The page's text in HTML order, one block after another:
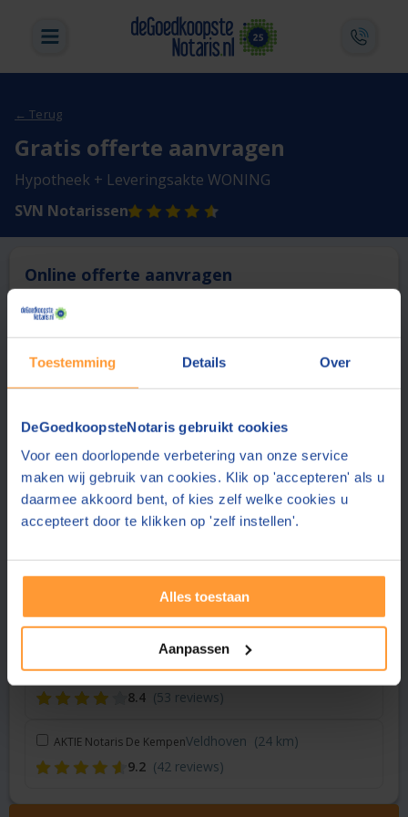
Toestemming Details Over
DeGoedkoopsteNotaris gebruikt cookies
Voor een doorlopende verbetering van onze service
maken wij gebruik van cookies. Klik op 'accepteren' als u
daarmee akkoord bent, of kies zelf welke cookies u
accepteert door te klikken op 'zelf instellen'.
Alles toestaan
Aanpassen
← Terug
Gratis offerte aanvragen
Hypotheek + Leveringsakte WONING
SVN Notarissen
Online offerte aanvragen
Deze notaris biedt momenteel niet de mogelijkheid online
1 Vergelijk en bespaar
Vraag een offerte aan bij een andere notaris in de buurt
AKTIE Notaris Maas en Peelland Helmond (17 km)
8.5
(23 reviews)
Huijbregts Notarissen Den Bosch
8.6 (39 reviews)
Palm Huisman NotarissenMierlo (20 km)
8.7 (257 reviews)
Kersten NotariaatGrave (21 km)
8.4 (53 reviews)
AKTIE Notaris De KempenVeldhoven (24 km)
9.2 (42 reviews)